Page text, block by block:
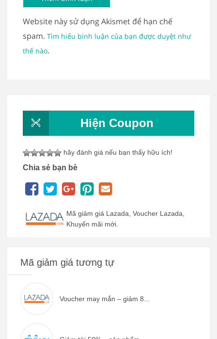
Website này sử dụng Akismet để hạn chế
spam. Tìm hiểu bình luận của bạn được duyệt như
thế nào.
Hiện Coupon
hãy đánh giá nếu bạn thấy hữu ích!
Chia sẻ bạn bè
Mã giảm giá Lazada, Voucher Lazada,
Khuyến mãi mới.
Mã giảm giá tương tự
Voucher may mắn – giảm 8...